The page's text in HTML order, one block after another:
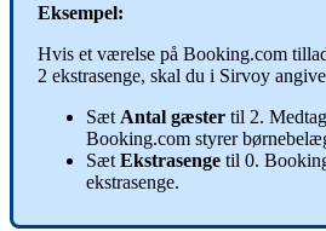
Eksempel:
Hvis et værelse på Booking.com
2 ekstrasenge, skal du i Sirvoy angive
Sæt Antal gæster til 2. Medtag
Booking.com styrer børnebelæ
Sæt Ekstrasenge til 0.
ekstrasenge.